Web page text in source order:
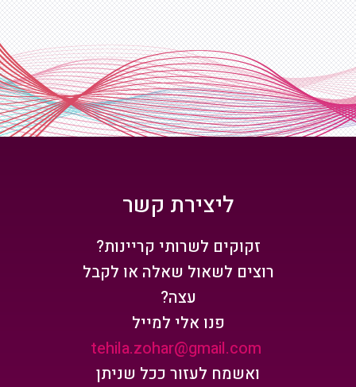
ליצירת קשר
זקוקים לשרותי קריינות?
רוצים לשאול שאלה או לקבל
עצה?
פנו אלי למייל
tehila.zohar@gmail.com
ואשמח לעזור ככל שניתן